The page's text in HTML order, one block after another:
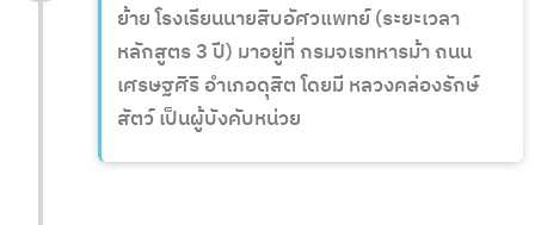
ย้าย โรงเรียนนายสิบอัศวแพทย์ (ระยะเวลา
หลักสูตร 3 ปี) มาอยู่ที่ กรมจเรทหารม้า ถนน
เศรษฐศิริ อำเภอดุสิต โดยมี หลวงคล่องรักษ์
สัตว์ เป็นผู้บังคับหน่วย